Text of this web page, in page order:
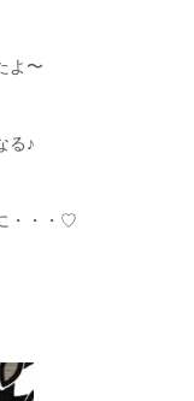
よ〜
る♪
・・・♡